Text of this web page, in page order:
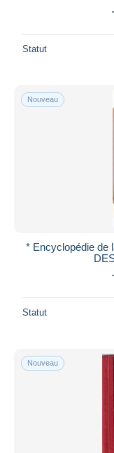
Statut
Nouveau
* Encyclopédie de
Statut
Nouveau